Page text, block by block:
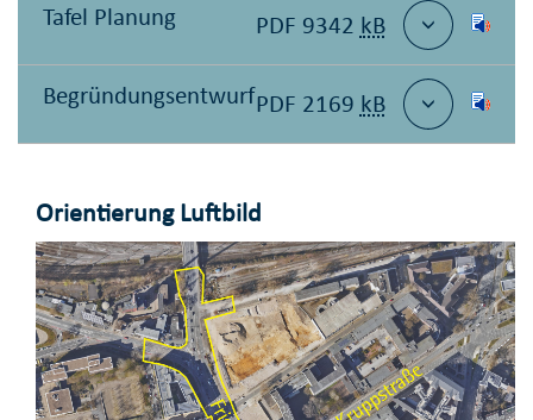
Tafel Planung PDF 9342 kB
BegründungsentwurfPDF 2169 kB
Orientierung Luftbild